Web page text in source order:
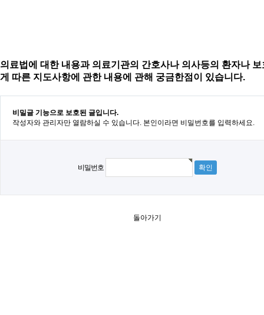
의료법에 대한 내용과 의료기관의 간호사나 의사등의 환자나 보
게 따른 지도사항에 관한 내용에 관해 궁금한점이 있습니다.
비밀글 기능으로 보호된 글입니다.
작성자와 관리자만 열람하실 수 있습니다. 본인이라면 비밀번호를 입력하세요.
비밀번호
돌아가기